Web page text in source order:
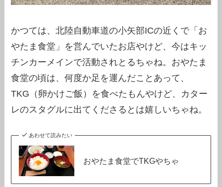
かつては、北陸自動車道の小矢部ICの近くで「お
やたま食堂」を営んでいたお店やけど、今はキッ
チンカーメインで活動されとるちゃね。おやたま
食堂の頃は、何度か足を運んだことあって、
TKG（卵かけご飯）を食べたもんやけど、カター
レのスタグルに出てくださるとは嬉しいちゃね。
あわせて読みたい
おやたま食堂でTKGやちゃ